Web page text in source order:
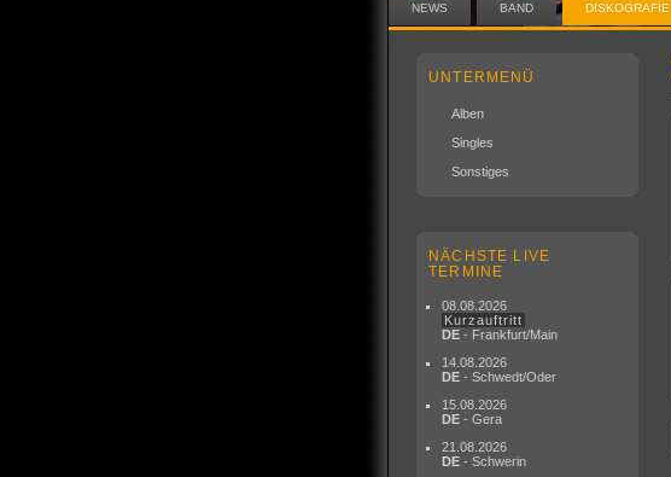
NEWS BAND DISKOGRAFIE
UNTERMENÜ
Alben
Singles
Sonstiges
NÄCHSTE LIVE
TERMINE
08.08.2026
Kurzauftritt
DE - Frankfurt/Main
14.08.2026
DE - Schwedt/Oder
15.08.2026
DE - Gera
21.08.2026
DE - Schwerin